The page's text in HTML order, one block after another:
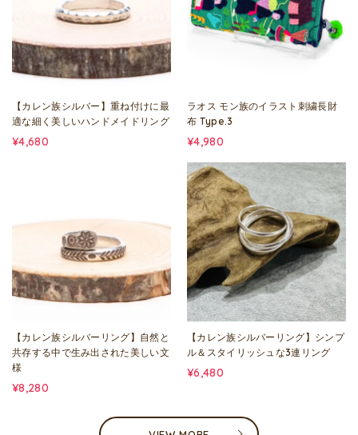
【カレン族シルバー】重ね付けに最
適な細く美しいハンドメイドリング
¥4,680
ラオス モン族のイラスト刺繍長財
布 Type.3
¥4,980
【カレン族シルバーリング】自然と
共存する中で生み出された美しい文
様
¥8,280
【カレン族シルバーリング】シンプ
ル＆スタイリッシュな3連リング
¥6,480